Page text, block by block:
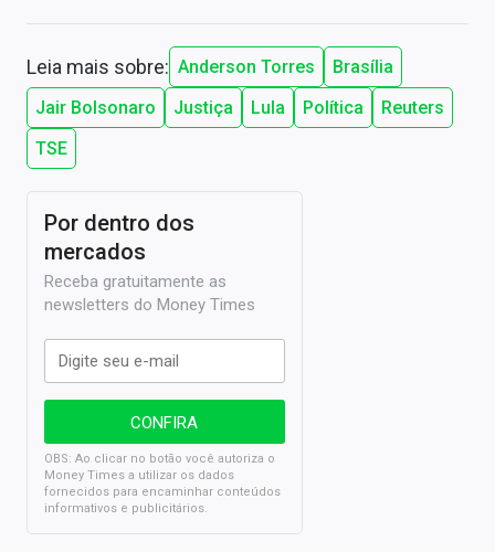
Leia mais sobre: Anderson Torres
Brasília
Jair Bolsonaro
Justiça Lula Política
Reuters
TSE
Por dentro dos
mercados
Receba gratuitamente as
newsletters do Money Times
OBS: Ao clicar no botão você autoriza o
Money Times a utilizar os dados
fornecidos para encaminhar conteúdos
informativos e publicitários.